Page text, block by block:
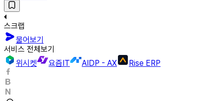
스크랩
물어보기
서비스 전체보기
위시켓
요즘IT AIDP - AX Rise ERP